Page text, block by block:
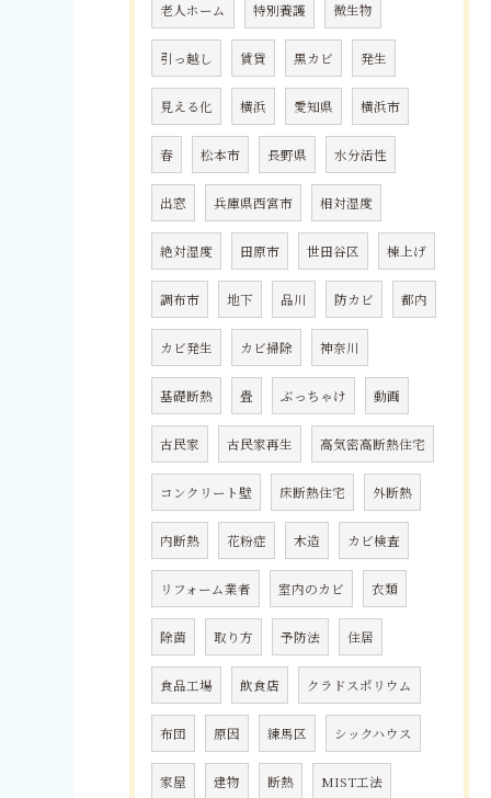
老人ホーム 特別養護 微生物
引っ越し 賃貸 黒カビ 発生
見える化 横浜 愛知県 横浜市
春 松本市 長野県 水分活性
出窓 兵庫県西宮市 相対湿度
絶対湿度 田原市 世田谷区 棟上げ
調布市 地下 品川 防カビ 都内
カビ発生 カビ掃除 神奈川
基礎断熱 畳 ぶっちゃけ 動画
古民家 古民家再生 高気密高断熱住宅
コンクリート壁 床断熱住宅 外断熱
内断熱 花粉症 木造 カビ検査
リフォーム業者 室内のカビ 衣類
除菌 取り方 予防法 住居
食品工場 飲食店 クラドスポリウム
布団 原因 練馬区 シックハウス
家屋 建物 断熱 MIST工法